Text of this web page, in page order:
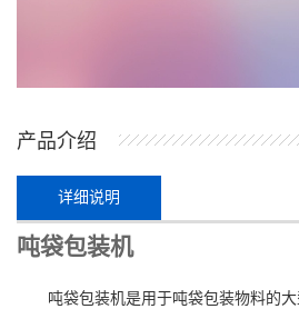
产品介绍
详细说明
吨袋包装机
吨袋包装机是用于吨袋包装物料的